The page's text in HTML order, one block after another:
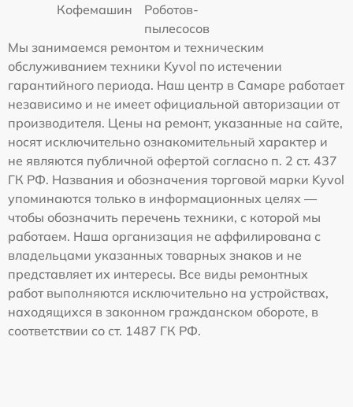
Кофемашин
Роботов-
пылесосов
Мы занимаемся ремонтом и техническим
обслуживанием техники Kyvol по истечении
гарантийного периода. Наш центр в Самаре работает
независимо и не имеет официальной авторизации от
производителя. Цены на ремонт, указанные на сайте,
носят исключительно ознакомительный характер и
не являются публичной офертой согласно п. 2 ст. 437
ГК РФ. Названия и обозначения торговой марки Kyvol
упоминаются только в информационных целях —
чтобы обозначить перечень техники, с которой мы
работаем. Наша организация не аффилирована с
владельцами указанных товарных знаков и не
представляет их интересы. Все виды ремонтных
работ выполняются исключительно на устройствах,
находящихся в законном гражданском обороте, в
соответствии со ст. 1487 ГК РФ.